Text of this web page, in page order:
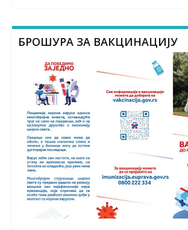
БРОШУРА ЗА ВАКЦИНАЦИЈУ